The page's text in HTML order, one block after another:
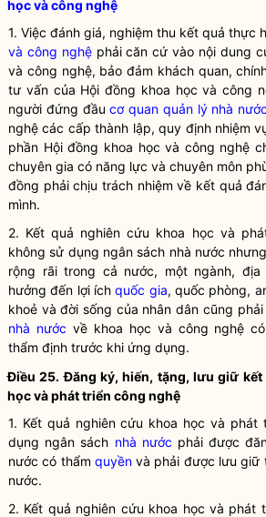
học và công nghệ
1. Việc đánh giá, nghiệm thu kết quả thực
và công nghệphải căn cứ vào nội dung
và công nghệ, bảo đảm khách quan,
tư vấn của Hội đồng khoa học và công
người đứng đầucơ quan quản lý nhà nước
nghệ các cấp thành lập, quy định nhiệm
phần Hội đồng khoa học và công nghệ
chuyên gia có năng lực và chuyên môn
đồng phải chịu trách nhiệm về kết quả
mình.
2. Kết quả nghiên cứu khoa học và
không sử dụng ngân sách nhà nước
rộng rãi trong cả nước, một ngành,
hưởng đến lợi íchquốc gia, quốc phòng,
khoẻ và đời sống của nhân dân cũng
nhà nước về khoa học và công nghệ
thẩm định trước khi ứng dụng.
Điều 25. Đăng ký, hiến, tặng, lưu giữ
họcvàphát triển công nghệ
1. Kết quả nghiên cứu khoa học và phát
dụng ngân sách nhà nước phải được
nước có thẩm quyềnvà phải được lưu giữ
nước.
2. Kết quả nghiên cứu khoa học và phát